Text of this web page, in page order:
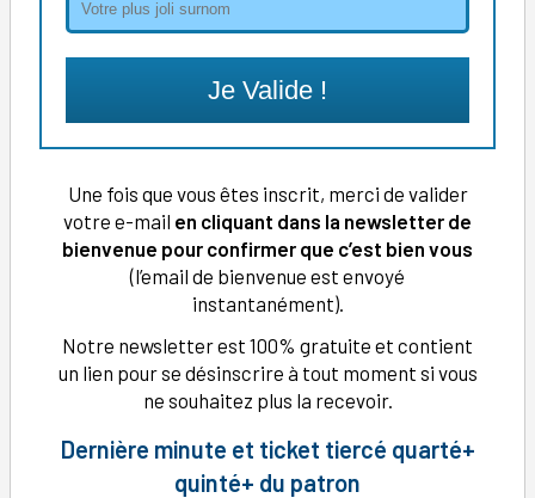
Je Valide !
Une fois que vous êtes inscrit, merci de valider
votre e-mail en cliquant dans la newsletter de
bienvenue pour confirmer que c’est bien vous
(l’email de bienvenue est envoyé
instantanément).
Notre newsletter est 100% gratuite et contient
un lien pour se désinscrire à tout moment si vous
ne souhaitez plus la recevoir.
Dernière minute et ticket tiercé quarté+
quinté+ du patron